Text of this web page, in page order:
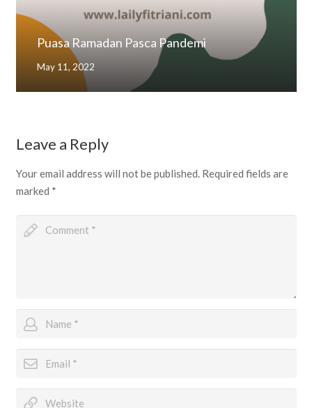
Puasa Ramadan Pasca Pandemi
May 11, 2022
Leave a Reply
Your email address will not be published. Required fields are
marked *